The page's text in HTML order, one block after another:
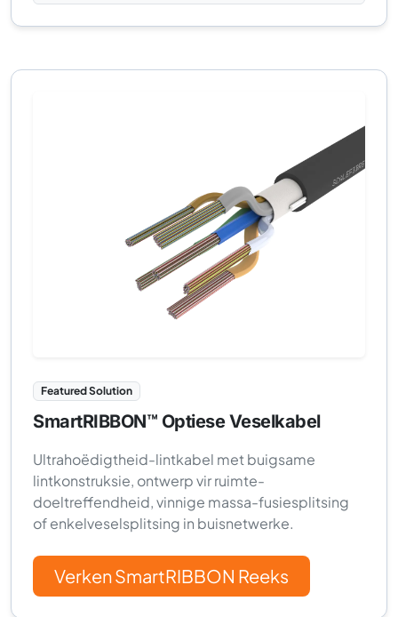
Featured Solution
SmartRIBBON™ Optiese Veselkabel
Ultrahoëdigtheid-lintkabel met buigsame
lintkonstruksie, ontwerp vir ruimte-
doeltreffendheid, vinnige massa-fusiesplitsing
of enkelveselsplitsing in buisnetwerke.
Verken SmartRIBBON Reeks